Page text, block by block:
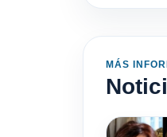
MÁS